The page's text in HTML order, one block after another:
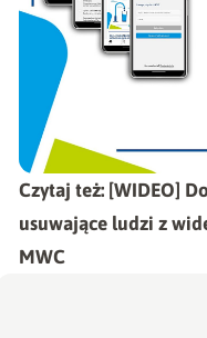
Czytaj też: [WIDEO]
usuwające ludzi z
MWC